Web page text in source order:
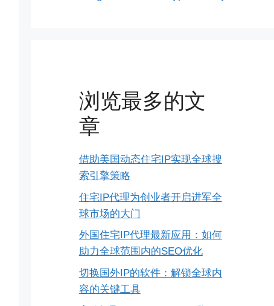
浏览最多的文
章
借助美国动态住宅IP实现全球搜
索引擎策略
住宅IP代理为创业者开启进军全
球市场的大门
外国住宅IP代理最新应用：如何
助力全球范围内的SEO优化
切换国外IP的软件：解锁全球内
容的关键工具